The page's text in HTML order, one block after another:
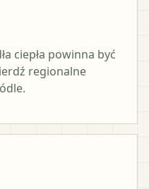
ciepła powinna być
regionalne